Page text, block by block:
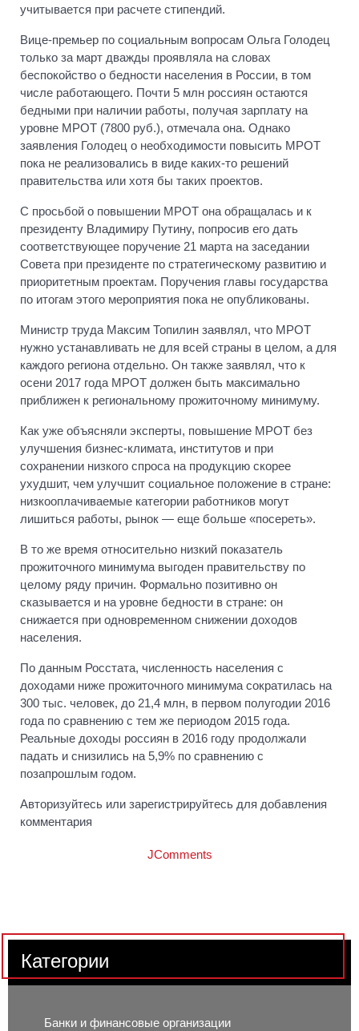
учитывается при расчете стипендий.
Вице-премьер по социальным вопросам Ольга Голодец
только за март дважды проявляла на словах
беспокойство о бедности населения в России, в том
числе работающего. Почти 5 млн россиян остаются
бедными при наличии работы, получая зарплату на
уровне МРОТ (7800 руб.), отмечала она. Однако
заявления Голодец о необходимости повысить МРОТ
пока не реализовались в виде каких-то решений
правительства или хотя бы таких проектов.
С просьбой о повышении МРОТ она обращалась и к
президенту Владимиру Путину, попросив его дать
соответствующее поручение 21 марта на заседании
Совета при президенте по стратегическому развитию и
приоритетным проектам. Поручения главы государства
по итогам этого мероприятия пока не опубликованы.
Министр труда Максим Топилин заявлял, что МРОТ
нужно устанавливать не для всей страны в целом, а для
каждого региона отдельно. Он также заявлял, что к
осени 2017 года МРОТ должен быть максимально
приближен к региональному прожиточному минимуму.
Как уже объясняли эксперты, повышение МРОТ без
улучшения бизнес-климата, институтов и при
сохранении низкого спроса на продукцию скорее
ухудшит, чем улучшит социальное положение в стране:
низкооплачиваемые категории работников могут
лишиться работы, рынок — еще больше «посереть».
В то же время относительно низкий показатель
прожиточного минимума выгоден правительству по
целому ряду причин. Формально позитивно он
сказывается и на уровне бедности в стране: он
снижается при одновременном снижении доходов
населения.
По данным Росстата, численность населения с
доходами ниже прожиточного минимума сократилась на
300 тыс. человек, до 21,4 млн, в первом полугодии 2016
года по сравнению с тем же периодом 2015 года.
Реальные доходы россиян в 2016 году продолжали
падать и снизились на 5,9% по сравнению с
позапрошлым годом.
Авторизуйтесь или зарегистрируйтесь для добавления
комментария
JComments
Категории
Банки и финансовые организации